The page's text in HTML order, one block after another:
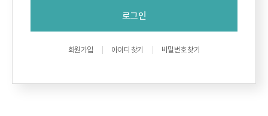
로그인
회원가입 아이디 찾기 비밀번호 찾기